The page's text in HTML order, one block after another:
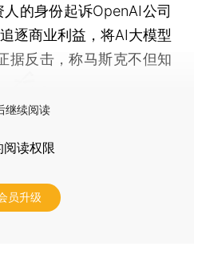
的身份起诉OpenAI公司
逐商业利益，将AI大模型
据反击，称马斯克不但知
继续阅读
阅读权限
员升级